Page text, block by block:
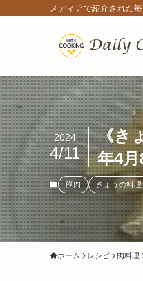
メディアで紹介された
《き
年4
2024
4/11
豚肉 きょうの料
ホーム レシピ 肉料理